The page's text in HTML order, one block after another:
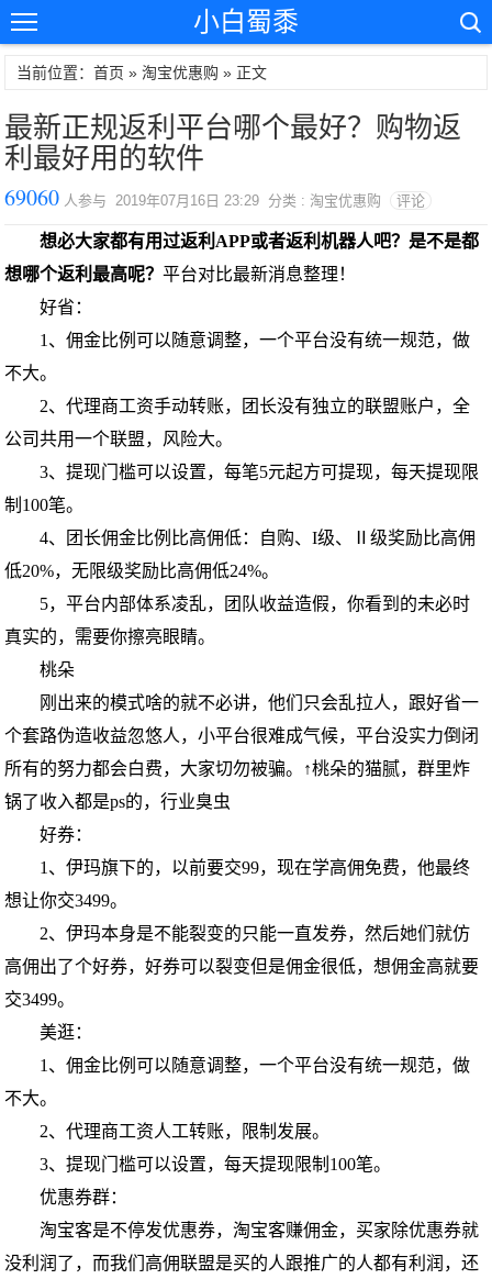
小白蜀黍
当前位置：首页 »淘宝优惠购 » 正文
最新正规返利平台哪个最好？购物返
利最好用的软件
69060 人参与 2019年07月16日 23:29 分类 : 淘宝优惠购 评论
想必大家都有用过返利APP或者返利机器人吧？是不是都
想哪个返利最高呢？平台对比最新消息整理！
好省：
1、佣金比例可以随意调整，一个平台没有统一规范，做
不大。
2、代理商工资手动转账，团长没有独立的联盟账户，全
公司共用一个联盟，风险大。
3、提现门槛可以设置，每笔5元起方可提现，每天提现限
制100笔。
4、团长佣金比例比高佣低：自购、I级、Ⅱ级奖励比高佣
低20%，无限级奖励比高佣低24%。
5，平台内部体系凌乱，团队收益造假，你看到的未必时
真实的，需要你擦亮眼睛。
桃朵
刚出来的模式啥的就不必讲，他们只会乱拉人，跟好省一
个套路伪造收益忽悠人，小平台很难成气候，平台没实力倒闭
所有的努力都会白费，大家切勿被骗。↑桃朵的猫腻，群里炸
锅了收入都是ps的，行业臭虫
好券：
1、伊玛旗下的，以前要交99，现在学高佣免费，他最终
想让你交3499。
2、伊玛本身是不能裂变的只能一直发券，然后她们就仿
高佣出了个好券，好券可以裂变但是佣金很低，想佣金高就要
交3499。
美逛：
1、佣金比例可以随意调整，一个平台没有统一规范，做
不大。
2、代理商工资人工转账，限制发展。
3、提现门槛可以设置，每天提现限制100笔。
优惠券群：
淘宝客是不停发优惠券，淘宝客赚佣金，买家除优惠券就
没利润了，而我们高佣联盟是买的人跟推广的人都有利润，还